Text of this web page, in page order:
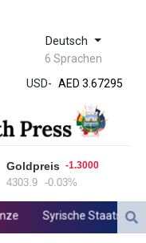
Deutsch
6 Sprachen
USD-
ZWL 321.999592
AED 3.67295
AED 3.67295
AFN
ALL 80.778943
AMD
AOA
917.999617
Goldpreis -1.3000
4303.9 -0.03%
Syrische